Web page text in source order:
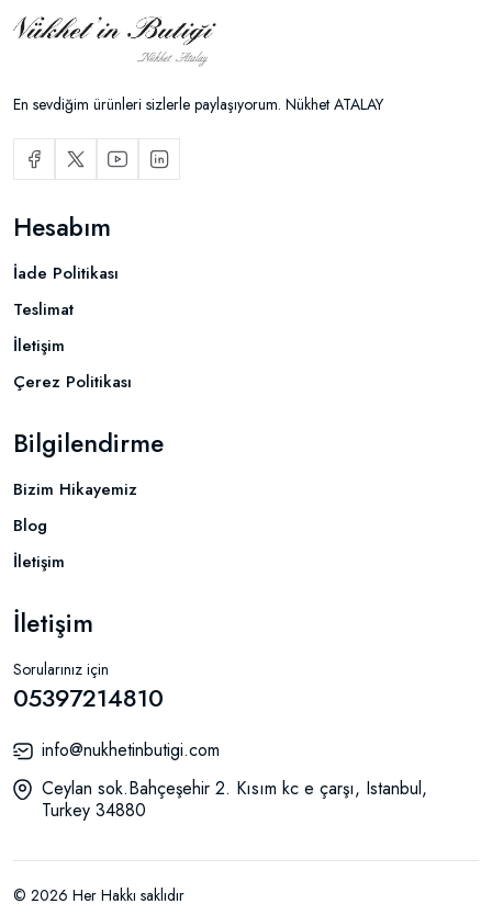
En sevdiğim ürünleri sizlerle paylaşıyorum. Nükhet ATALAY
Hesabım
İade Politikası
Teslimat
İletişim
Çerez Politikası
Bilgilendirme
Bizim Hikayemiz
Blog
İletişim
İletişim
Sorularınız için
05397214810
info@nukhetinbutigi.com
Ceylan sok.Bahçeşehir 2. Kısım kc e çarşı, Istanbul,
Turkey 34880
© 2026 Her Hakkı saklıdır